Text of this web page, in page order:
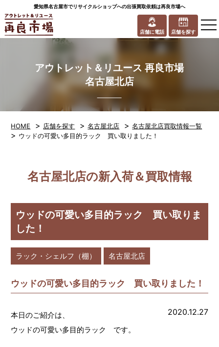
愛知県名古屋市でリサイクルショップへの出張買取依頼は再良市場へ
店舗に電話 店舗を探す
アウトレット＆リユース 再良市場
名古屋北店
HOME > 店舗を探す >名古屋北店 >名古屋北店買取情報一覧
> ウッドの可愛い多目的ラック 買い取りました！
名古屋北店の新入荷＆買取情報
ウッドの可愛い多目的ラック 買い取りま
した！
ラック・シェルフ（棚） 名古屋北店
ウッドの可愛い多目的ラック 買い取りました！
2020.12.27
本日のご紹介は、
ウッドの可愛い多目的ラック です。